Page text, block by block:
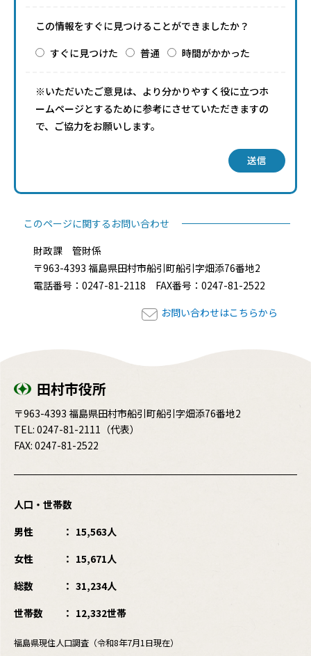
この情報をすぐに見つけることができましたか？
すぐに見つけた
普通 時間がかかった
※いただいたご意見は、より分かりやすく役に立つホ
ームページとするために参考にさせていただきますの
で、ご協力をお願いします。
送信
このページに関するお問い合わせ
財政課 管財係
〒963-4393 福島県田村市船引町船引字畑添76番地2
電話番号：0247-81-2118 FAX番号：0247-81-2522
お問い合わせはこちらから
田村市役所
〒963-4393 福島県田村市船引町船引字畑添76番地2
TEL: 0247-81-2111 （代表）
FAX: 0247-81-2522
人口・世帯数
男性
15,563人
女性
15,671人
総数
31,234人
世帯数
12,332世帯
福島県現住人口調査（令和8年7月1日現在）